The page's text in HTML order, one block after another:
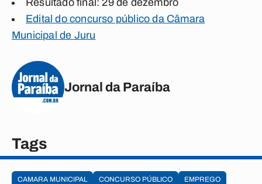
Resultado final: 29 de dezembro
Edital do concurso público da Câmara
Municipal de Juru
Jornal da Paraíba
Tags
CAMARA MUNICIPAL CONCURSO PÚBLICO
EMPREGO